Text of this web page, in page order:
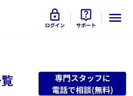
ログイン サポート
専門スタッフに
電話で相談(無料)